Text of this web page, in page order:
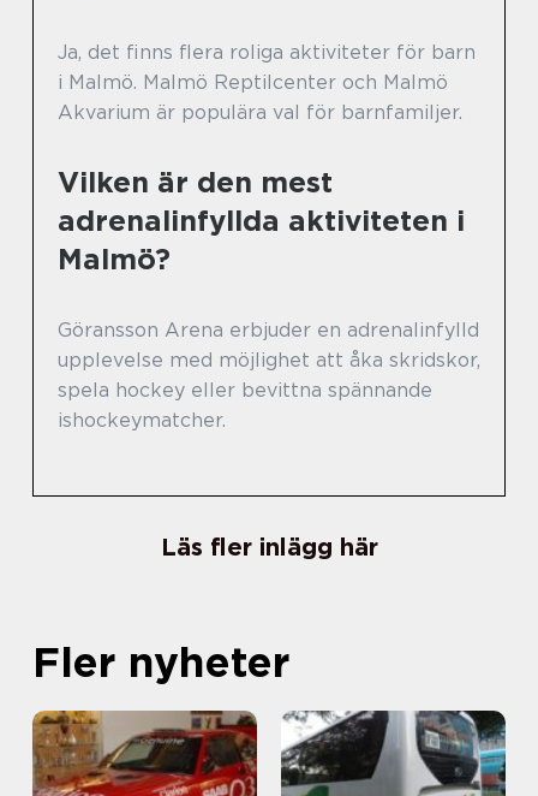
Ja, det finns flera roliga aktiviteter för barn
i Malmö. Malmö Reptilcenter och Malmö
Akvarium är populära val för barnfamiljer.
Vilken är den mest
adrenalinfyllda aktiviteten i
Malmö?
Göransson Arena erbjuder en adrenalinfylld
upplevelse med möjlighet att åka skridskor,
spela hockey eller bevittna spännande
ishockeymatcher.
Läs fler inlägg här
Fler nyheter